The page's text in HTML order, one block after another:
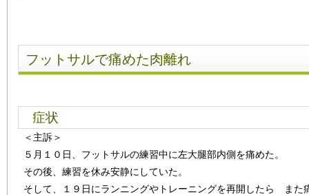
フットサルで痛めた肉離れ
症状
＜主訴＞
５月１０日、フットサルの練習中に左大腿部内側を痛めた。
その後、練習を休み安静にしていた。
そして、１９日にランニングやトレーニングを再開したら また